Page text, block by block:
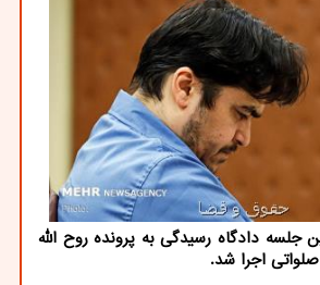
دادگاه رسیدگی به پرونده روح الله
اجرا شد.